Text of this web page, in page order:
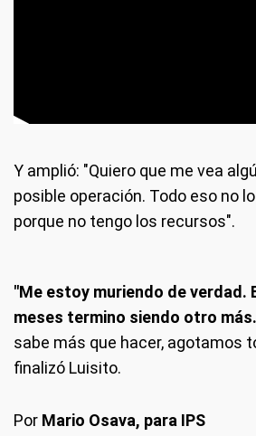
Y amplió: "Quiero que me vea
posible operación. Todo eso no
porque no tengo los recursos".
"Me estoy muriendo de verdad.
meses termino siendo otro más.
sabe más que hacer, agotamos
finalizó Luisito.
Por Mario Osava, para IPS